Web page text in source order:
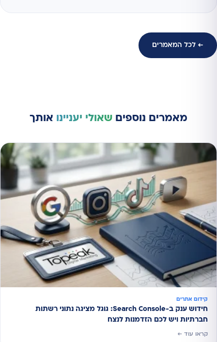
← לכל המאמרים
מאמרים נוספים שאולי יעניינו אותך
קידום אתרים
חידוש ענק ב-Search Console: גוגל מציגה נתוני רשתות
חברתיות ויש לכם הזדמנות לנצח
קראו עוד ←